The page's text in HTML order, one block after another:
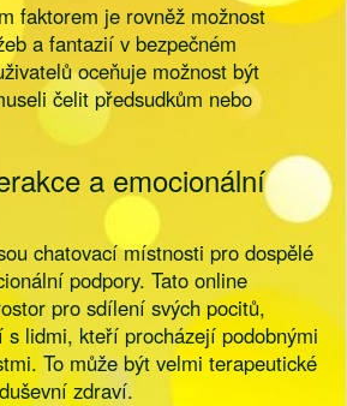
faktorem je rovněž možnost
a fantazií v bezpečném
oceňuje možnost být
čelit předsudkům nebo
a emocionální
chatovací místnosti pro dospělé
podpory. Tato online
pro sdílení svých pocitů,
s lidmi, kteří procházejí podobnými
To může být velmi terapeutické
zdraví.